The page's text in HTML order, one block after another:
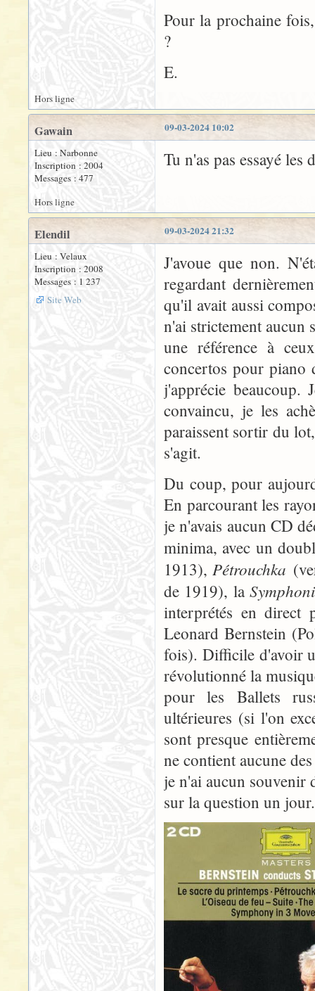
Pour la prochaine
?
E.
Hors ligne
09-03-2024 10:02
Gawain
Lieu : Narbonne
Inscription : 2004
Messages : 477
Tu n'as pas essayé
Hors ligne
09-03-2024 21:32
Elendil
Lieu : Velaux
Inscription : 2008
Messages : 1 237
Site Web
J'avoue que non.
regardant
qu'il avait aussi
n'ai strictement aucun
une référence à
concertos pour piano
j'apprécie beaucoup.
convaincu, je les
paraissent sortir du
s'agit.
Du coup, pour
En parcourant les
je n'avais aucun CD
minima, avec un
1913), Pétrouchka
de 1919), la
interprétés en direct
Leonard Bernstein
fois). Difficile d'avoir
révolutionné la
pour les Ballets
ultérieures (si l'on
sont presque
ne contient aucune
je n'ai aucun souvenir
sur la question un